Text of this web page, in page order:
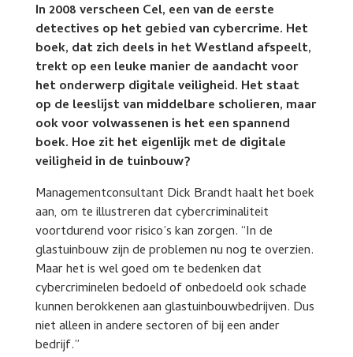
In 2008 verscheen Cel, een van de eerste
detectives op het gebied van cybercrime. Het
boek, dat zich deels in het Westland afspeelt,
trekt op een leuke manier de aandacht voor
het onderwerp digitale veiligheid. Het staat
op de leeslijst van middelbare scholieren, maar
ook voor volwassenen is het een spannend
boek. Hoe zit het eigenlijk met de digitale
veiligheid in de tuinbouw?
Managementconsultant Dick Brandt haalt het boek
aan, om te illustreren dat cybercriminaliteit
voortdurend voor risico’s kan zorgen. “In de
glastuinbouw zijn de problemen nu nog te overzien.
Maar het is wel goed om te bedenken dat
cybercriminelen bedoeld of onbedoeld ook schade
kunnen berokkenen aan glastuinbouwbedrijven. Dus
niet alleen in andere sectoren of bij een ander
bedrijf.”